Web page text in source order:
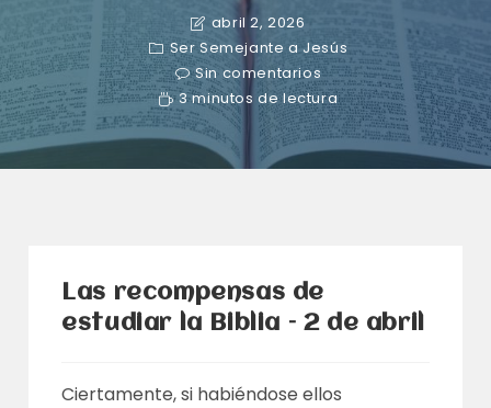
abril 2, 2026
Ser Semejante a Jesús
Sin comentarios
3 minutos de lectura
Las recompensas de
estudiar la Biblia – 2 de abril
Ciertamente, si habiéndose ellos